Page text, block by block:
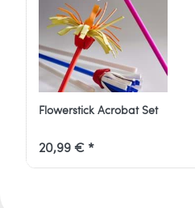
Flowerstick Acrobat Set
20,99 € *